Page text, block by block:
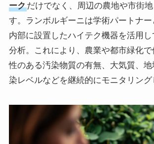
ークだけでなく、周辺の農地や市街
す。ランボルギーニは学術パートナ
内部に設置したハイテク機器を活用
分析。これにより、農業や都市緑化
性のある汚染物質の有無、大気質、
染レベルなどを継続的にモニタリング